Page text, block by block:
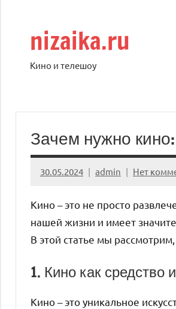
содержимому
nizaika.ru
Кино и телешоу
Зачем нужно
30.05.2024 admin Нет
Кино – это не просто
нашей жизни и имеет
В этой статье мы
1. Кино как средство
Кино – это уникальное